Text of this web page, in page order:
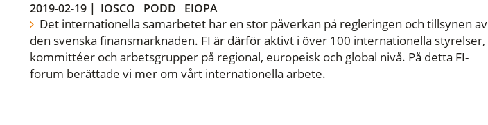
2019-02-19| IOSCO PODD EIOPA
Det internationella samarbetet har en stor påverkan på regleringen och tillsynen av
den svenska finansmarknaden. FI är därför aktivt i över 100 internationella styrelser,
kommittéer och arbetsgrupper på regional, europeisk och global nivå. På detta FI-
forum berättade vi mer om vårt internationella arbete.